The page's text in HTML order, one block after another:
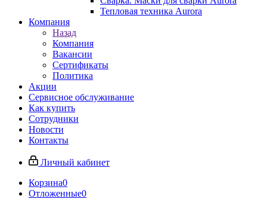
Тепловая техника Aurora
Компания
Назад
Компания
Вакансии
Сертификаты
Политика
Акции
Сервисное обслуживание
Как купить
Сотрудники
Новости
Контакты
Личный кабинет
Корзина0
Отложенные0